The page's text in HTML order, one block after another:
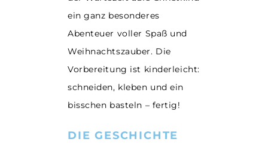
ein ganz besonderes
Abenteuer voller Spaß und
Weihnachtszauber. Die
Vorbereitung ist kinderleicht:
schneiden, kleben und ein
bisschen basteln – fertig!
DIE GESCHICHTE